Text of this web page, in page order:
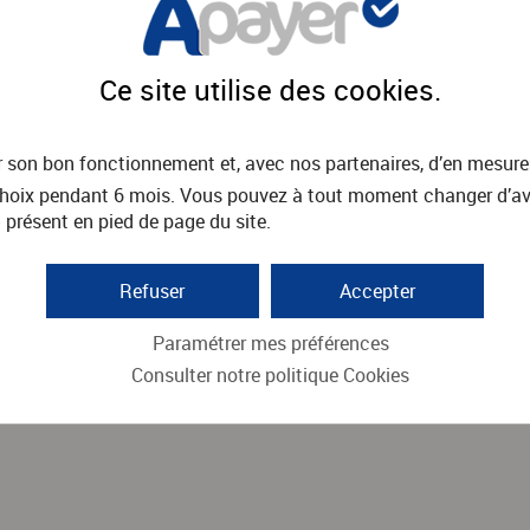
la définition de 4 régions :
de nos pages apporte plusieurs avantages :
est hiérarchisée
du lecteur d'écran ou mentalement) et donc d'avoir
à un titre ou de naviguer de titre en titre,
une navigation facilitée vers les régions
à la prise de focus.
Ce site utilise des cookies.
son bon fonctionnement et, avec nos partenaires, d’en
pendant 6 mois. Vous pouvez à tout moment changer
en pied de page du site.
Accepter
Refuser
Paramétrer mes préférences
Consulter notre politique Cookies